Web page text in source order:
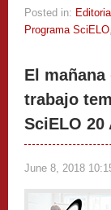
Posted in:
Programa SciELO,
El
trabajo
SciELO 20
June 8, 2018